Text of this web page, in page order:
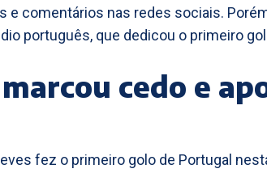
e comentários nas redes sociais.
português, que dedicou o primeiro
cedo e
fez o primeiro golo de Portugal